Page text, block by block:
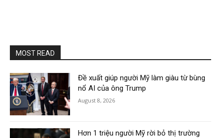
MOST READ
Đề xuất giúp người Mỹ làm giàu từ bùng
nổ AI của ông Trump
August 8, 2026
Hơn 1 triệu người Mỹ rời bỏ thị trường